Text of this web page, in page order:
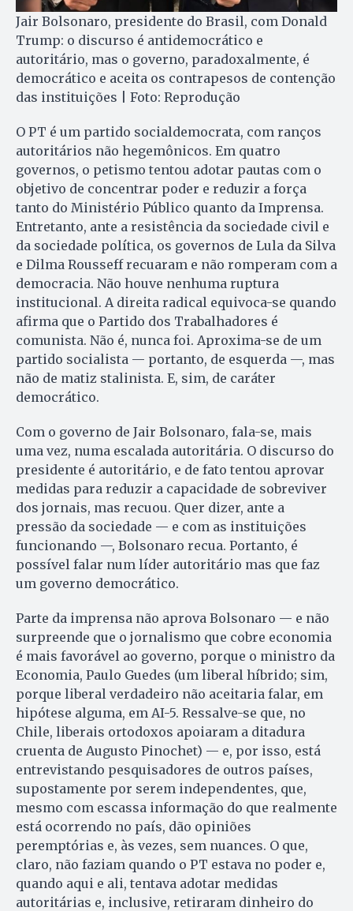
Jair Bolsonaro, presidente do Brasil, com Donald
Trump: o discurso é antidemocrático e
autoritário, mas o governo, paradoxalmente, é
democrático e aceita os contrapesos de contenção
das instituições | Foto: Reprodução
O PT é um partido socialdemocrata, com ranços
autoritários não hegemônicos. Em quatro
governos, o petismo tentou adotar pautas com o
objetivo de concentrar poder e reduzir a força
tanto do Ministério Público quanto da Imprensa.
Entretanto, ante a resistência da sociedade civil e
da sociedade política, os governos de Lula da Silva
e Dilma Rousseff recuaram e não romperam com a
democracia. Não houve nenhuma ruptura
institucional. A direita radical equivoca-se quando
afirma que o Partido dos Trabalhadores é
comunista. Não é, nunca foi. Aproxima-se de um
partido socialista — portanto, de esquerda —, mas
não de matiz stalinista. E, sim, de caráter
democrático.
Com o governo de Jair Bolsonaro, fala-se, mais
uma vez, numa escalada autoritária. O discurso do
presidente é autoritário, e de fato tentou aprovar
medidas para reduzir a capacidade de sobreviver
dos jornais, mas recuou. Quer dizer, ante a
pressão da sociedade — e com as instituições
funcionando —, Bolsonaro recua. Portanto, é
possível falar num líder autoritário mas que faz
um governo democrático.
Parte da imprensa não aprova Bolsonaro — e não
surpreende que o jornalismo que cobre economia
é mais favorável ao governo, porque o ministro da
Economia, Paulo Guedes (um liberal híbrido; sim,
porque liberal verdadeiro não aceitaria falar, em
hipótese alguma, em AI-5. Ressalve-se que, no
Chile, liberais ortodoxos apoiaram a ditadura
cruenta de Augusto Pinochet) — e, por isso, está
entrevistando pesquisadores de outros países,
supostamente por serem independentes, que,
mesmo com escassa informação do que realmente
está ocorrendo no país, dão opiniões
peremptórias e, às vezes, sem nuances. O que,
claro, não faziam quando o PT estava no poder e,
quando aqui e ali, tentava adotar medidas
autoritárias e, inclusive, retiraram dinheiro do